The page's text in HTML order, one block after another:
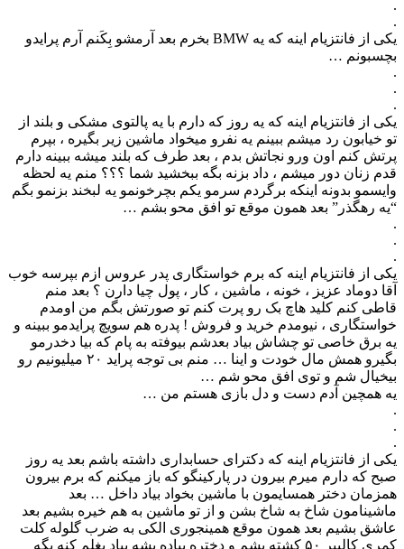
.
.
یکی از فانتزیام اینه که یه BMW بخرم بعد آرمشو بِکَنم آرم پرایدو
بچسبونم …
.
.
.
یکی از فانتزیام اینه که یه روز که دارم با یه پالتوی مشکی و بلند از
تو خیابون رد میشم ببینم یه نفرو میخواد ماشین زیر بگیره ، بپرم
پرتش کنم اون ورو نجاتش بدم ، بعد طرف که بلند میشه ببینه دارم
قدم زنان دور میشم ، داد بزنه بگه ببخشید شما ؟؟؟ منم یه لحظه
وایسمو بدونه اینکه برگردم سرمو یکم بچرخونمو یه لبخند بزنمو بگم
“یه رهگذر” بعد همون موقع تو افق محو بشم …
.
.
.
یکی از فانتزیام اینه که برم خواستگاری پدر عروس ازم بپرسه خوب
آقا دوماد عزیز ، خونه ، ماشین ، کار ، پول چیا دارن ؟ بعد منم
قاطی کنم کلید هاچ بک رو پرت کنم تو صورتش بگم من اومدم
خواستگاری ، نیومدم خرید و فروش ! پدره هم سویچ پرایدمو ببینه و
یه برق خاصی تو چشاش بیاد بعدشم بیوفته به پام که بیا دخدرمو
بگیرو همش مال‌ خودت و اینا … منم بی توجه پراید ۲۰ میلیونیم رو
بیخیال شم و توی افق محو شم …
یه همچین آدم دست و دل بازی هستم من …
.
.
.
یکی از فانتزیام اینه که دکترای حسابداری داشته باشم بعد یه روز
صبح که دارم میرم بیرون در پارکینگو که باز میکنم که برم بیرون
همزمان دختر همسایمون با ماشین بخواد بیاد داخل … بعد
ماشینامون شاخ به شاخ بشن و از تو ماشین به هم خیره بشیم بعد
عاشق بشیم بعد همون موقع همینجوری الکی به ضرب گلوله کلت
کمری کالیبر ۵۰ کشته بشم و دختره پیاده بشه بیاد بغلم کنه بگه